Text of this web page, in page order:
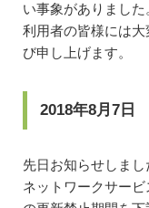
い事象がありました
利用者の皆様には
び申し上げます。
2018年8月7日
先日お知らせしま
ネットワークサー